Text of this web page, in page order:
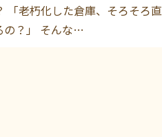
「老朽化した倉庫、そろそろ直
の？」 そんな…